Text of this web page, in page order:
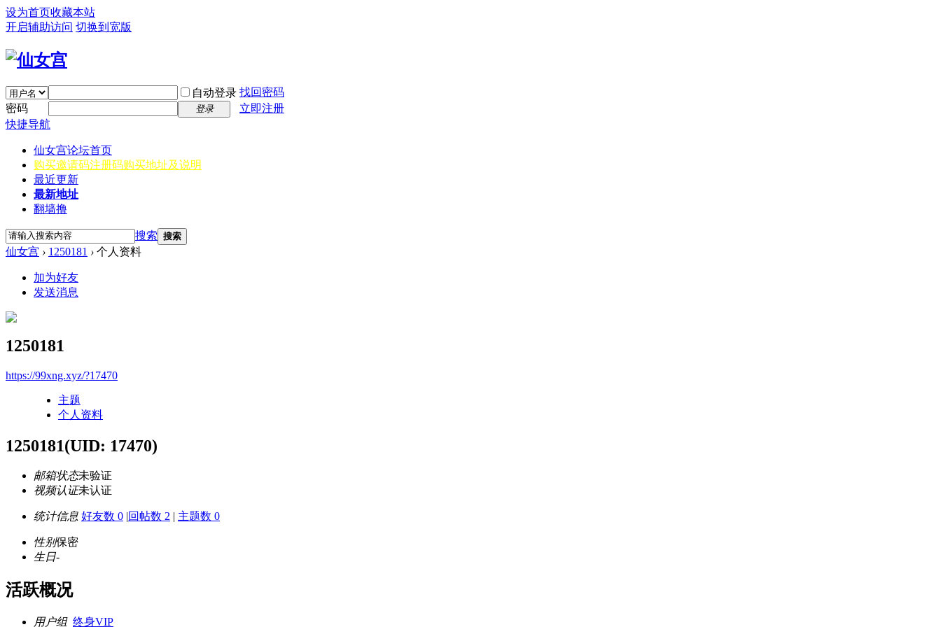
设为首页收藏本站
开启辅助访问 切换到宽版
自动登录 找回密码
密码
登录
立即注册
快捷导航
仙女宫论坛首页
购买邀请码注册码购买地址及说明
最近更新
最新地址
翻墙撸
搜索 搜索
仙女宫 › 1250181 › 个人资料
加为好友
发送消息
1250181
https://99xng.xyz/?17470
主题
个人资料
1250181(UID: 17470)
邮箱状态未验证
视频认证未认证
统计信息 好友数 0 |回帖数 2 | 主题数 0
性别保密
生日-
活跃概况
用户组 终身VIP